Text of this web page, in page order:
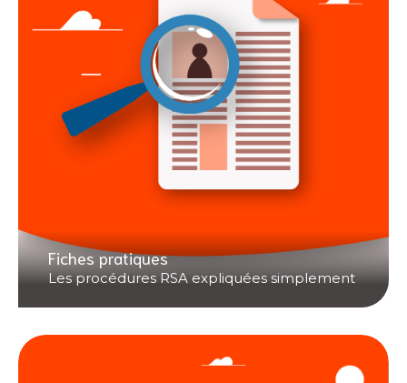
Fiches pratiques
Les procédures RSA expliquées simplement